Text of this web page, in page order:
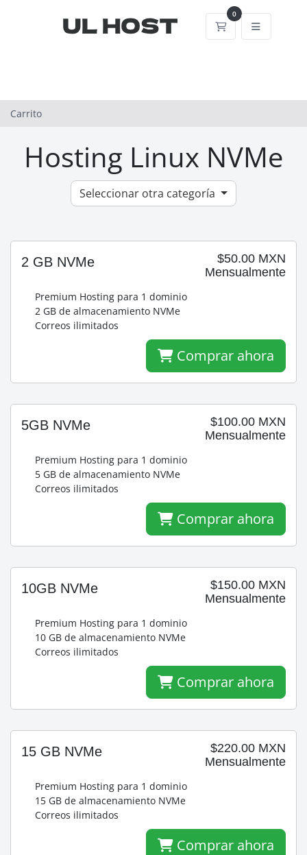
0
Carrito
Carrito
Hosting Linux NVMe
Seleccionar otra categoría
$50.00 MXN
Mensualmente
2 GB NVMe
Premium Hosting para 1 dominio
2 GB de almacenamiento NVMe
Correos ilimitados
Comprar ahora
$100.00 MXN
Mensualmente
5GB NVMe
Premium Hosting para 1 dominio
5 GB de almacenamiento NVMe
Correos ilimitados
Comprar ahora
$150.00 MXN
Mensualmente
10GB NVMe
Premium Hosting para 1 dominio
10 GB de almacenamiento NVMe
Correos ilimitados
Comprar ahora
$220.00 MXN
Mensualmente
15 GB NVMe
Premium Hosting para 1 dominio
15 GB de almacenamiento NVMe
Correos ilimitados
Comprar ahora